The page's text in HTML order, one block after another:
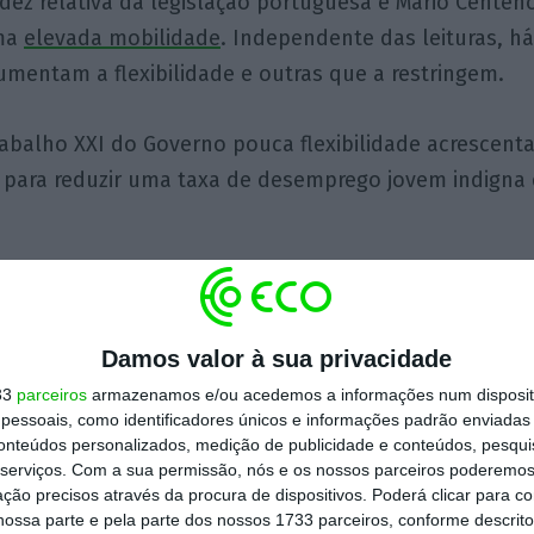
Damos valor à sua privacidade
parceiros armazenamos e/ou acedemos a informações num
como identificadores únicos e informações padrão
personalizados, medição de publicidade e conteúdos,
Com a sua permissão, nós e os nossos parceiros
precisos através da procura de dispositivos. Poderá clicar para
parte e pela parte dos nossos 1733 parceiros, conforme
elevada mobilidade. Independente das leituras,
a flexibilidade e outras que a restringem.
XXI do Governo pouca flexibilidade
reduzir uma taxa de desemprego jovem indigna
do que nada, e sempre não se davam por
negocial. Se a reforma claudicar, a permanência de
Governo ficará em causa.
parte da newsletterSemanada, enviada para os
André Veríssimo. Há muito mais para ler. Pode